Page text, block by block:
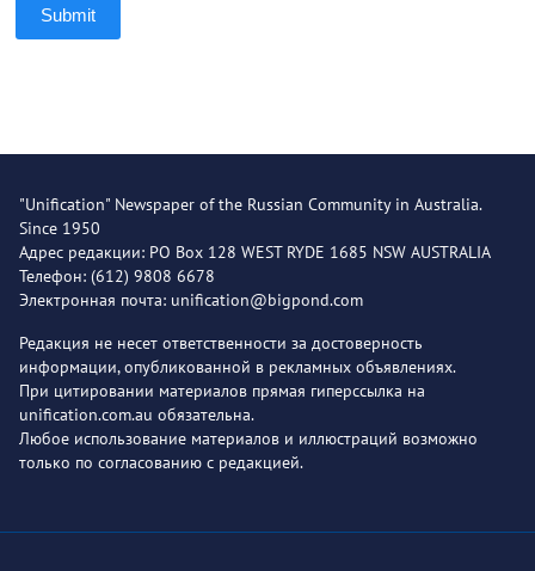
Submit
"Unification" Newspaper of the Russian Community in Australia.
Since 1950
Адрес редакции: PO Box 128 WEST RYDE 1685 NSW AUSTRALIA
Телефон: (612) 9808 6678
Электронная почта: unification@bigpond.com
Редакция не несет ответственности за достоверность
информации, опубликованной в рекламных объявлениях.
При цитировании материалов прямая гиперссылка на
unification.com.au обязательна.
Любое использование материалов и иллюстраций возможно
только по согласованию с редакцией.